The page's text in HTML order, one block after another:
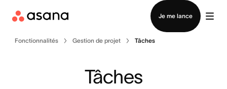
Je me lance
Contacter le service commercial
Fonctionnalités Gestion de projet Tâches
Tâches